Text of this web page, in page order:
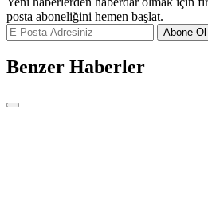
posta aboneliğini hemen başlat.
Abone Ol
Benzer Haberler